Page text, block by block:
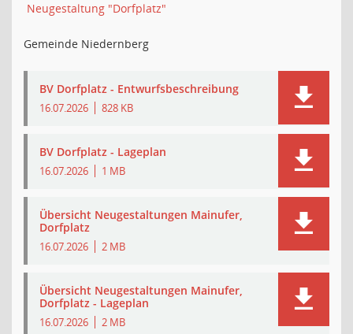
Neugestaltung "Dorfplatz"
Gemeinde Niedernberg
BV Dorfplatz - Entwurfsbeschreibung
16.07.2026 828 KB
BV Dorfplatz - Lageplan
16.07.2026 1 MB
Übersicht Neugestaltungen Mainufer,
Dorfplatz
16.07.2026 2 MB
Übersicht Neugestaltungen Mainufer,
Dorfplatz - Lageplan
16.07.2026 2 MB